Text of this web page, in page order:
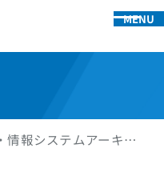
MENU
情報システムアーキ…